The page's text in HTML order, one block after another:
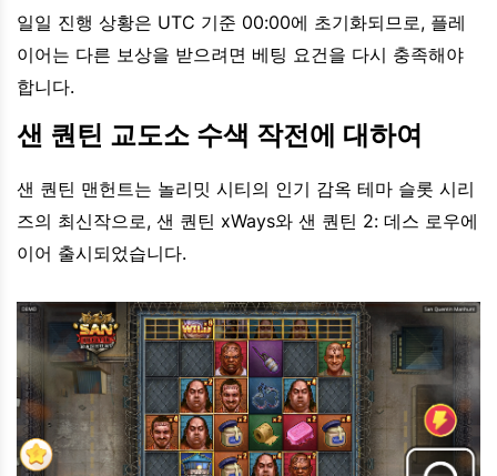
일일 진행 상황은 UTC 기준 00:00에 초기화되므로, 플레
이어는 다른 보상을 받으려면 베팅 요건을 다시 충족해야
합니다.
샌 퀀틴 교도소 수색 작전에 대하여
샌 퀀틴 맨헌트는 놀리밋 시티의 인기 감옥 테마 슬롯 시리
즈의 최신작으로, 샌 퀀틴 xWays와 샌 퀀틴 2: 데스 로우에
이어 출시되었습니다.